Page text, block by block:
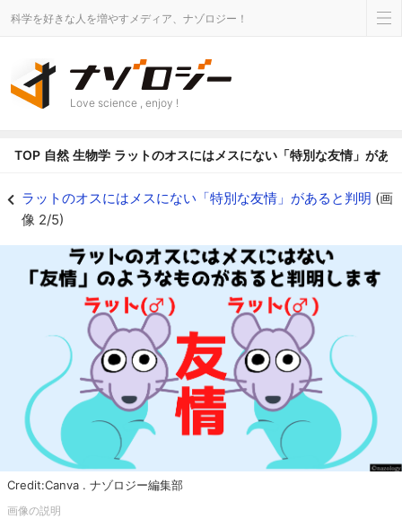
科学を好きな人を増やすメディア、ナゾロジー！
Love science , enjoy !
TOP 自然 生物学 ラットのオスにはメスにない「特別な友情」があ
ラットのオスにはメスにない「特別な友情」があると判明 (画
像 2/5)
Credit:Canva . ナゾロジー編集部